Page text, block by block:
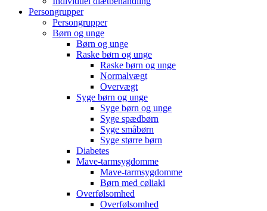
Persongrupper
Persongrupper
Børn og unge
Børn og unge
Raske børn og unge
Raske børn og unge
Normalvægt
Overvægt
Syge børn og unge
Syge børn og unge
Syge spædbørn
Syge småbørn
Syge større børn
Diabetes
Mave-tarmsygdomme
Mave-tarmsygdomme
Børn med cøliaki
Overfølsomhed
Overfølsomhed